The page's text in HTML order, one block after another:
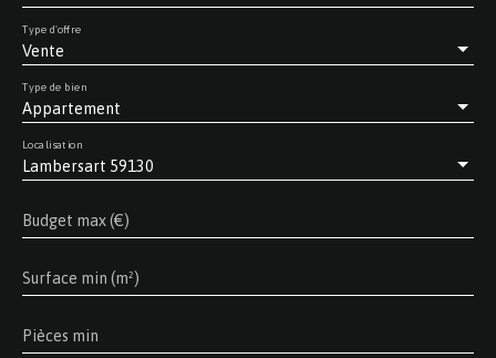
Vente
Type d'offre
Appartement
Type de bien
Lambersart 59130
Localisation
Budget max (€)
Surface min (m²)
Pièces min